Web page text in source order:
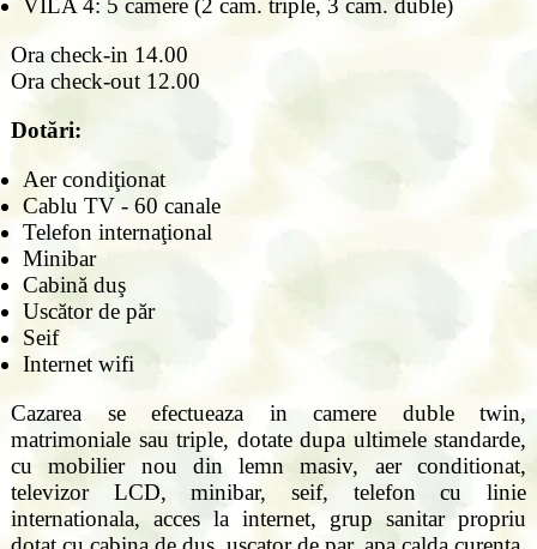
VILA 4: 5 camere (2 cam. triple, 3 cam. duble)
Ora check-in 14.00
Ora check-out 12.00
Dotări:
Aer condiţionat
Cablu TV - 60 canale
Telefon internaţional
Minibar
Cabină duş
Uscător de păr
Seif
Internet wifi
Cazarea se efectueaza in camere duble twin,
matrimoniale sau triple, dotate dupa ultimele standarde,
cu mobilier nou din lemn masiv, aer conditionat,
televizor LCD, minibar, seif, telefon cu linie
internationala, acces la internet, grup sanitar propriu